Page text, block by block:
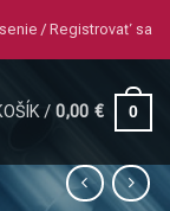
/ Registrovať sa
/ 0,00€ 0